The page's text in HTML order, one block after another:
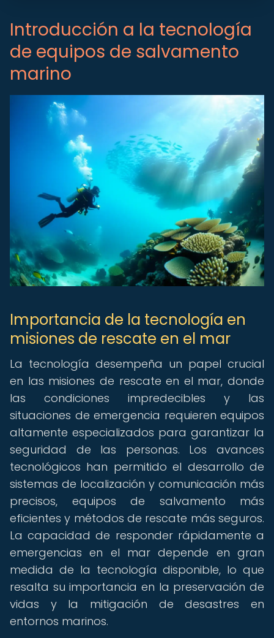
Introducción a la tecnología
de equipos de salvamento
marino
Importancia de la tecnología en
misiones de rescate en el mar
La tecnología desempeña un papel crucial
en las misiones de rescate en el mar, donde
las condiciones impredecibles y las
situaciones de emergencia requieren equipos
altamente especializados para garantizar la
seguridad de las personas. Los avances
tecnológicos han permitido el desarrollo de
sistemas de localización y comunicación más
precisos, equipos de salvamento más
eficientes y métodos de rescate más seguros.
La capacidad de responder rápidamente a
emergencias en el mar depende en gran
medida de la tecnología disponible, lo que
resalta su importancia en la preservación de
vidas y la mitigación de desastres en
entornos marinos.